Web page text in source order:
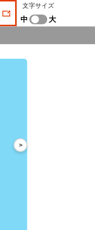
文字サイズ
中 大